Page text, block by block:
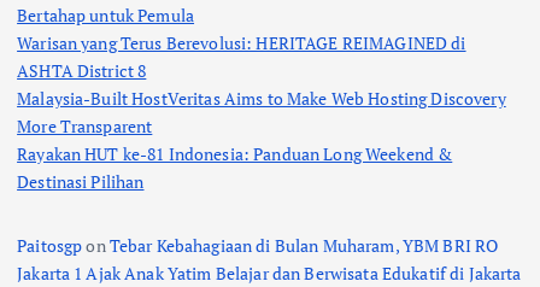
Bertahap untuk Pemula
Warisan yang Terus Berevolusi: HERITAGE REIMAGINED di
ASHTA District 8
Malaysia-Built HostVeritas Aims to Make Web Hosting Discovery
More Transparent
Rayakan HUT ke-81 Indonesia: Panduan Long Weekend &
Destinasi Pilihan
PaitosgponTebar Kebahagiaan di Bulan Muharam, YBM BRI RO
Jakarta 1 Ajak Anak Yatim Belajar dan Berwisata Edukatif di Jakarta